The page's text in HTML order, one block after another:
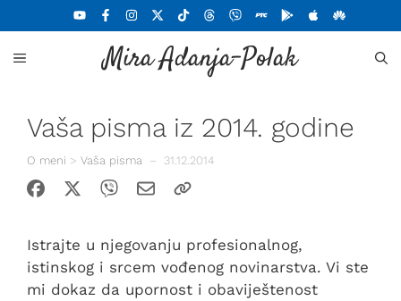
na
sadržaj
Mira Adanja-Polak
MENU
Vaša pisma iz 2014. godine
O meni > Vaša pisma – 31.12.2014
Istrajte u njegovanju profesionalnog,
istinskog i srcem vođenog novinarstva. Vi ste
mi dokaz da upornost i obaviještenost